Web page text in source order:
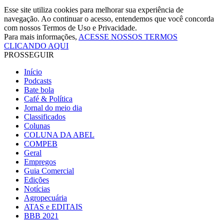
Esse site utiliza cookies para melhorar sua experiência de
navegação. Ao continuar o acesso, entendemos que você concorda
com nossos Termos de Uso e Privacidade.
Para mais informações, ACESSE NOSSOS TERMOS
CLICANDO AQUI
PROSSEGUIR
Início
Podcasts
Bate bola
Café & Política
Jornal do meio dia
Classificados
Colunas
COLUNA DA ABEL
COMPEB
Geral
Empregos
Guia Comercial
Edições
Notícias
Agropecuária
ATAS e EDITAIS
BBB 2021